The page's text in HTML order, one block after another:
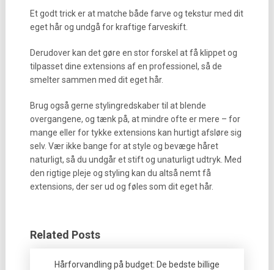
Et godt trick er at matche både farve og tekstur med dit
eget hår og undgå for kraftige farveskift.
Derudover kan det gøre en stor forskel at få klippet og
tilpasset dine extensions af en professionel, så de
smelter sammen med dit eget hår.
Brug også gerne stylingredskaber til at blende
overgangene, og tænk på, at mindre ofte er mere – for
mange eller for tykke extensions kan hurtigt afsløre sig
selv. Vær ikke bange for at style og bevæge håret
naturligt, så du undgår et stift og unaturligt udtryk. Med
den rigtige pleje og styling kan du altså nemt få
extensions, der ser ud og føles som dit eget hår.
Related Posts
Hårforvandling på budget: De bedste billige